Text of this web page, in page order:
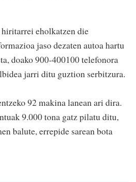
eholkatzen die
jaso dezaten autoa hartu
doako 900-400100 telefonora
jarri ditu guztion serbitzura.
92 makina lanean ari dira.
9.000 tona gatz pilatu ditu,
balute, errepide sarean bota